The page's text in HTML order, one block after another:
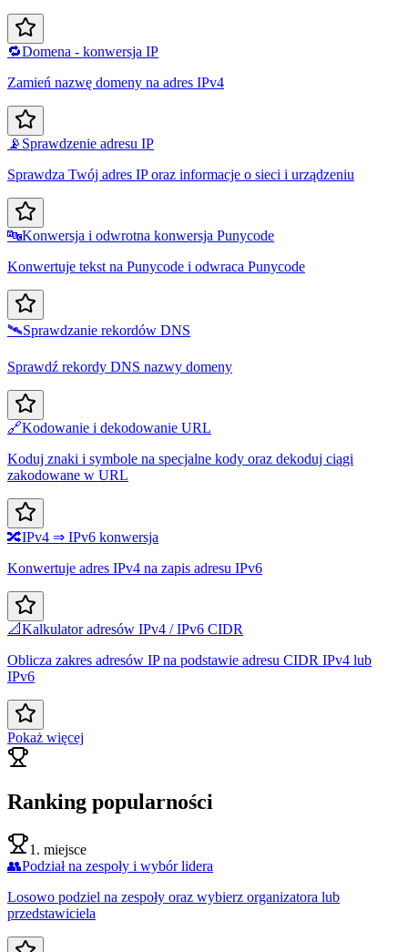
🔁Domena - konwersja IP
Zamień nazwę domeny na adres IPv4
📡 Sprawdzenie adresu IP
Sprawdza Twój adres IP oraz informacje o sieci i urządzeniu
🔤Konwersja i odwrotna konwersja Punycode
Konwertuje tekst na Punycode i odwraca Punycode
🛰️Sprawdzanie rekordów DNS
Sprawdź rekordy DNS nazwy domeny
🔗Kodowanie i dekodowanie URL
Koduj znaki i symbole na specjalne kody oraz dekoduj ciągi
zakodowane w URL
🔀IPv4 ⇒ IPv6 konwersja
Konwertuje adres IPv4 na zapis adresu IPv6
📐Kalkulator adresów IPv4 / IPv6 CIDR
Oblicza zakres adresów IP na podstawie adresu CIDR IPv4 lub
IPv6
Pokaż więcej
Ranking popularności
1. miejsce
👥Podział na zespoły i wybór lidera
Losowo podziel na zespoły oraz wybierz organizatora lub
przedstawiciela